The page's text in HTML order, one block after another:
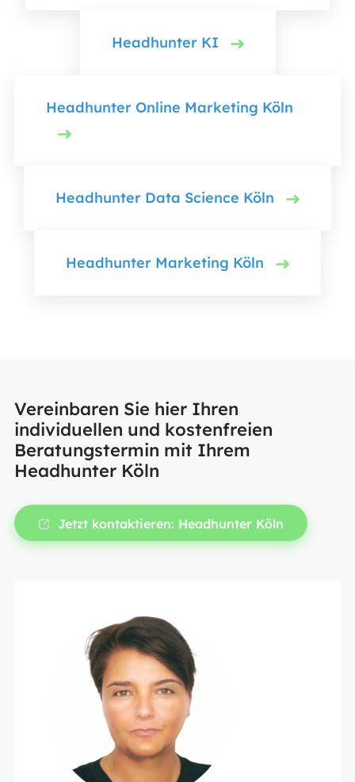
Headhunter KI
Headhunter Online Marketing Köln
Headhunter Data Science Köln
Headhunter Marketing Köln
Vereinbaren Sie hier Ihren
individuellen und kostenfreien
Beratungstermin mit Ihrem
Headhunter Köln
Jetzt kontaktieren: Headhunter Köln